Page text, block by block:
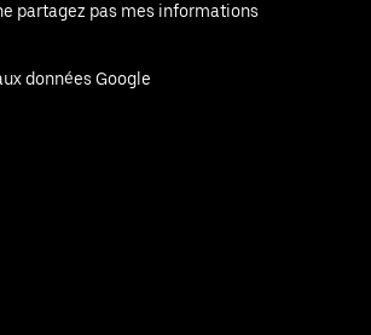
partagez pas mes informations
données Google